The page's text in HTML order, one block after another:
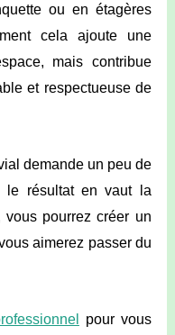
ou en étagères
cela ajoute une
mais contribue
et respectueuse de
demande un peu de
le résultat en vaut la
pourrez créer un
aimerez passer du
pour vous